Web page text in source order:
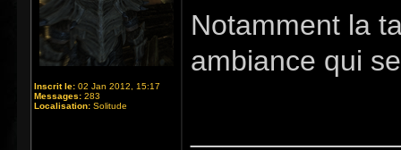
Inscrit le: 02 Jan 2012, 15:17
Messages: 283
Localisation: Solitude
Notamment la
ambiance qui